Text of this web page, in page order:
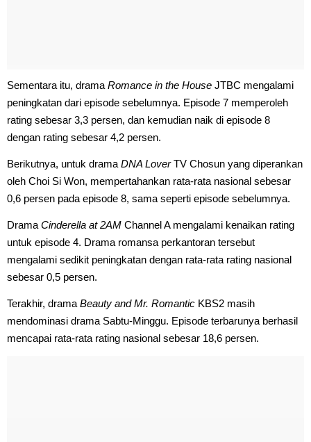
Sementara itu, drama Romance in the House JTBC mengalami
peningkatan dari episode sebelumnya. Episode 7 memperoleh
rating sebesar 3,3 persen, dan kemudian naik di episode 8
dengan rating sebesar 4,2 persen.
Berikutnya, untuk drama DNA LoverTV Chosun yang diperankan
oleh Choi Si Won, mempertahankan rata-rata nasional sebesar
0,6 persen pada episode 8, sama seperti episode sebelumnya.
Drama Cinderella at 2AM Channel A mengalami kenaikan rating
untuk episode 4. Drama romansa perkantoran tersebut
mengalami sedikit peningkatan dengan rata-rata rating nasional
sebesar 0,5 persen.
Terakhir, drama Beauty and Mr. Romantic KBS2 masih
mendominasi drama Sabtu-Minggu. Episode terbarunya berhasil
mencapai rata-rata rating nasional sebesar 18,6 persen.